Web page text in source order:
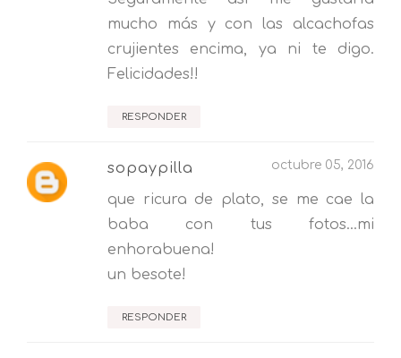
mucho más y con las alcachofas
crujientes encima, ya ni te digo.
Felicidades!!
RESPONDER
sopaypilla octubre 05, 2016
que ricura de plato, se me cae la
baba con tus fotos...mi
enhorabuena!
un besote!
RESPONDER